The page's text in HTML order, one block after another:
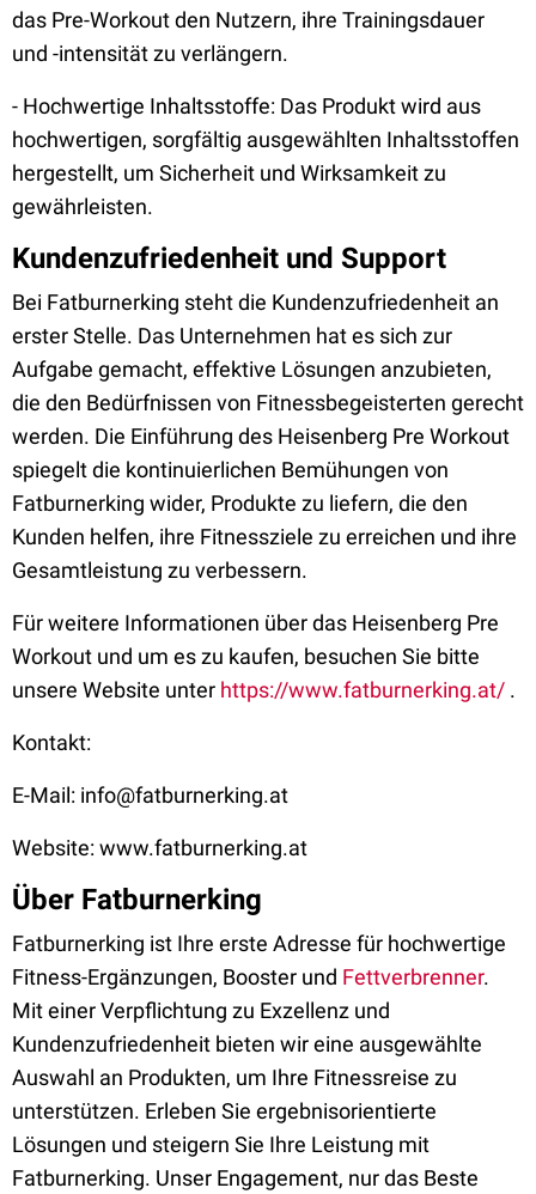
das Pre-Workout den Nutzern, ihre Trainingsdauer
und -intensität zu verlängern.
- Hochwertige Inhaltsstoffe: Das Produkt wird aus
hochwertigen, sorgfältig ausgewählten Inhaltsstoffen
hergestellt, um Sicherheit und Wirksamkeit zu
gewährleisten.
Kundenzufriedenheit und Support
Bei Fatburnerking steht die Kundenzufriedenheit an
erster Stelle. Das Unternehmen hat es sich zur
Aufgabe gemacht, effektive Lösungen anzubieten,
die den Bedürfnissen von Fitnessbegeisterten gerecht
werden. Die Einführung des Heisenberg Pre Workout
spiegelt die kontinuierlichen Bemühungen von
Fatburnerking wider, Produkte zu liefern, die den
Kunden helfen, ihre Fitnessziele zu erreichen und ihre
Gesamtleistung zu verbessern.
Für weitere Informationen über das Heisenberg Pre
Workout und um es zu kaufen, besuchen Sie bitte
unsere Website unter https://www.fatburnerking.at/ .
Kontakt:
E-Mail: info@fatburnerking.at
Website: www.fatburnerking.at
Über Fatburnerking
Fatburnerking ist Ihre erste Adresse für hochwertige
Fitness-Ergänzungen, Booster und Fettverbrenner.
Mit einer Verpflichtung zu Exzellenz und
Kundenzufriedenheit bieten wir eine ausgewählte
Auswahl an Produkten, um Ihre Fitnessreise zu
unterstützen. Erleben Sie ergebnisorientierte
Lösungen und steigern Sie Ihre Leistung mit
Fatburnerking. Unser Engagement, nur das Beste